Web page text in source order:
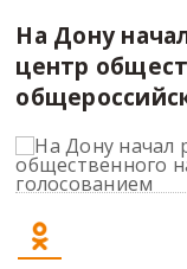
На Дону
центр